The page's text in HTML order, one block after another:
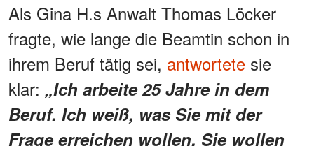
Als Gina H.s Anwalt Thomas Löcker
fragte, wie lange die Beamtin schon in
ihrem Beruf tätig sei, antwortete sie
klar: „Ich arbeite 25 Jahre in dem
Beruf. Ich weiß, was Sie mit der
Frage erreichen wollen. Sie wollen